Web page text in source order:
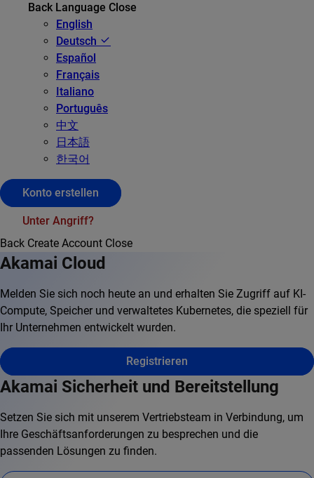
Back Language Close
English
Deutsch
Español
Français
Italiano
Português
中文
日本語
한국어
Konto erstellen
Unter Angriff?
Back Create Account Close
Akamai Cloud
Melden Sie sich noch heute an und erhalten Sie Zugriff auf KI-
Compute, Speicher und verwaltetes Kubernetes, die speziell für
Ihr Unternehmen entwickelt wurden.
Registrieren
Akamai Sicherheit und Bereitstellung
Setzen Sie sich mit unserem Vertriebsteam in Verbindung, um
Ihre Geschäftsanforderungen zu besprechen und die
passenden Lösungen zu finden.